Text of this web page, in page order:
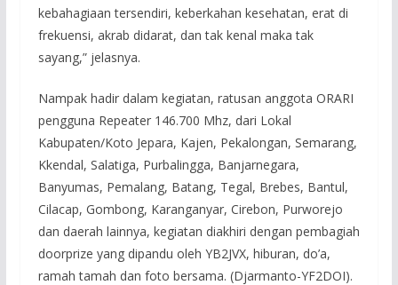
kebahagiaan tersendiri, keberkahan kesehatan, erat di
frekuensi, akrab didarat, dan tak kenal maka tak
sayang,” jelasnya.
Nampak hadir dalam kegiatan, ratusan anggota ORARI
pengguna Repeater 146.700 Mhz, dari Lokal
Kabupaten/Koto Jepara, Kajen, Pekalongan, Semarang,
Kkendal, Salatiga, Purbalingga, Banjarnegara,
Banyumas, Pemalang, Batang, Tegal, Brebes, Bantul,
Cilacap, Gombong, Karanganyar, Cirebon, Purworejo
dan daerah lainnya, kegiatan diakhiri dengan pembagiah
doorprize yang dipandu oleh YB2JVX, hiburan, do’a,
ramah tamah dan foto bersama. (Djarmanto-YF2DOI).